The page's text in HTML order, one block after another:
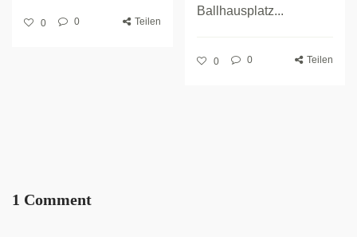
0 0 Teilen
Ballhausplatz...
0 0 Teilen
1 Comment